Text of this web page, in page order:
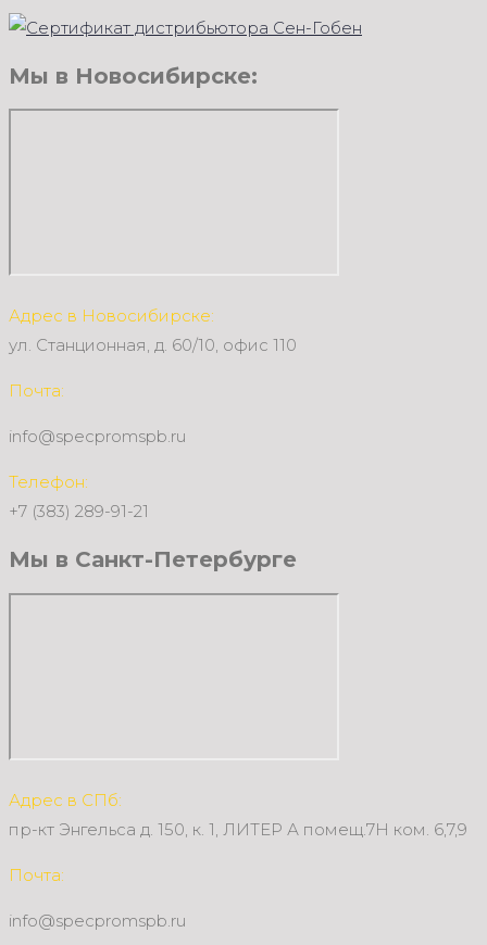
Мы в Новосибирске:
Адрес в Новосибирске:
ул. Станционная, д. 60/10, офис 110
Почта:
info@specpromspb.ru
Телефон:
+7 (383) 289-91-21
Мы в Санкт-Петербурге
Адрес в СПб:
пр-кт Энгельса д. 150, к. 1, ЛИТЕР А помещ.7Н ком. 6,7,9
Почта:
info@specpromspb.ru